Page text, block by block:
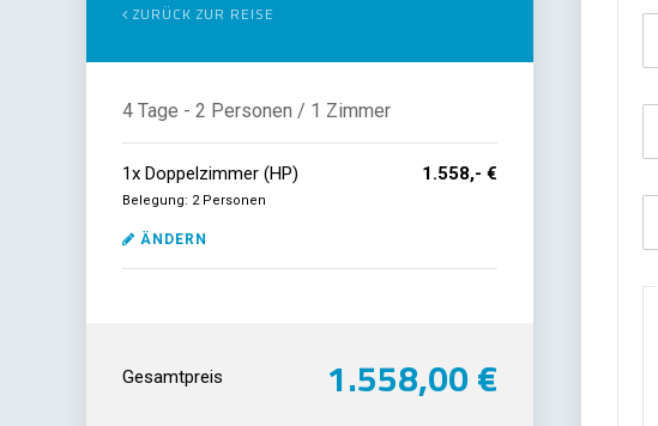
ZURÜCK ZUR REISE
4 Tage - 2 Personen / 1 Zimmer
1x Doppelzimmer (HP) 1.558,- €
Belegung: 2 Personen
ÄNDERN
Gesamtpreis 1.558,00 €